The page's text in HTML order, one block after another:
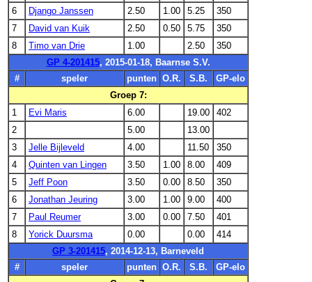
6
Django Janssen 2.50 1.00 5.25
350
7
David van Kuik 2.50 0.50 5.75
350
8
Timo van Drie 1.00 2.50
350
GP 4-201415, 2015-01-18, Baarnse S.V.
#
speler punten O.R. S.B.
GP-elo
Groep 7:
1
Evi Maris 6.00 19.00
402
2
5.00
13.00
3
Jelle Bijleveld 4.00 11.50
350
4
Quinten van Lingen 3.50 1.00 8.00
409
5
Jeff Poon 3.50 0.00 8.50
350
6
Jonathan Jeuring 3.00 1.00 9.00
400
7
Paul Reumer 3.00 0.00 7.50
401
8
Yorick Duursma 0.00 0.00
414
GP 3-201415, 2014-12-13, Barneveld
#
speler punten O.R. S.B.
GP-elo